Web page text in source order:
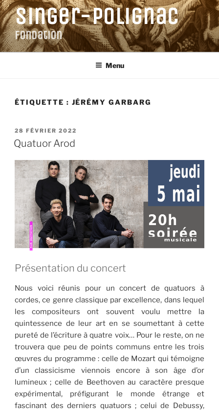
Aller
au
contenu
principal
Singer-Polignac
Fondation
Menu
ÉTIQUETTE : JÉRÉMY GARBARG
PUBLIÉ
LE
28 FÉVRIER 2022
Quatuor Arod
Présentation du concert
Nous voici réunis pour un concert de quatuors à
cordes, ce genre classique par excellence, dans lequel
les compositeurs ont souvent voulu mettre la
quintessence de leur art en se soumettant à cette
pureté de l’écriture à quatre voix… Pour le reste, on ne
trouvera que peu de points communs entre les trois
œuvres du programme : celle de Mozart qui témoigne
d’un classicisme viennois encore à son âge d’or
lumineux ; celle de Beethoven au caractère presque
expérimental, préfigurant le monde étrange et
fascinant des derniers quatuors ; celui de Debussy,